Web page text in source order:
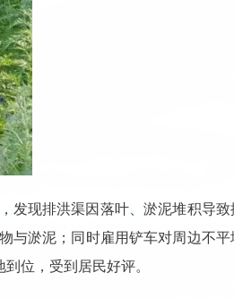
发现排洪渠因落叶、淤泥堆积导致
与淤泥；同时雇用铲车对周边不平
位，受到居民好评。